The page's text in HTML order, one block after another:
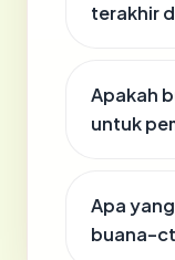
terakhir
Apakah
untuk
Apa
buana-